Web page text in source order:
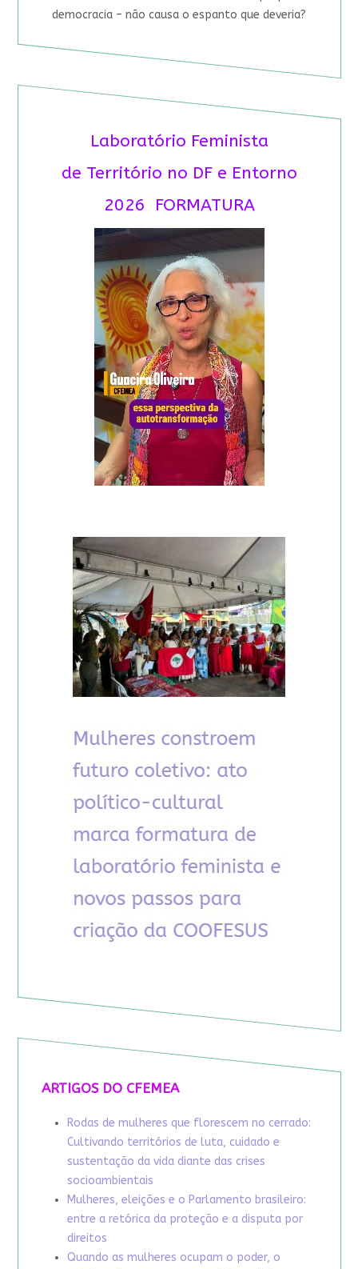
democracia – não causa o espanto que deveria?
Laboratório Feminista
de Território no DF e Entorno
2026 FORMATURA
ARTIGOS DO CFEMEA
Rodas de mulheres que florescem no cerrado:
Cultivando territórios de luta, cuidado e
sustentação da vida diante das crises
socioambientais
Mulheres, eleições e o Parlamento brasileiro:
entre a retórica da proteção e a disputa por
direitos
Quando as mulheres ocupam o poder, o